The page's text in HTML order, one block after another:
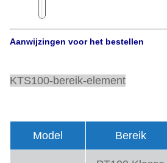
Aanwijzingen voor het bestellen
KTS100-bereik-element
Model Bereik